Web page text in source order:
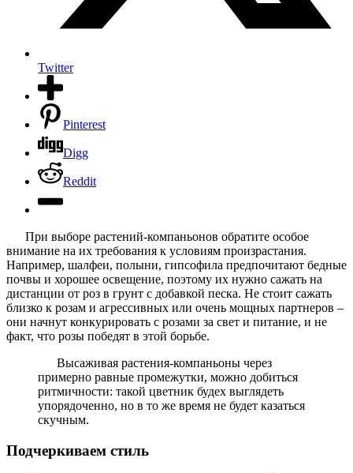
Twitter
Pinterest
Digg
Reddit
При выборе растений-компаньонов обратите особое
внимание на их требования к условиям произрастания.
Например, шалфеи, полыни, гипсофила предпочитают бедные
почвы и хорошее освещение, поэтому их нужно сажать на
дистанции от роз в грунт с добавкой песка. Не стоит сажать
близко к розам и агрессивных или очень мощных партнеров –
они начнут конкурировать с розами за свет и питание, и не
факт, что розы победят в этой борьбе.
Высаживая растения-компаньоны через
примерно равные промежутки, можно добиться
ритмичности: такой цветник будех выглядеть
упорядоченно, но в то же время не будет казаться
скучным.
Подчеркиваем стиль